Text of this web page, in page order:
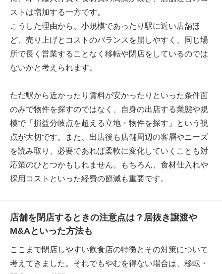
ストは増加する一方です。
こうした理由から、小規模であったり駅に近い店舗ほ
ど、売り上げとコストのバランスを崩しやすく、同じ場
所で長く営業することなく移転や閉店をしているのでは
ないかと考えられます。
ただ駅から近かったり賃料が安かったりといった条件面
のみで物件を探すのではなく、自身の出店する業態や規
模で「損益分岐点を超える立地・物件を探す」という視
点が大切です。また、出店後も店舗周辺の客層やニーズ
を読み取り、必要であれば柔軟に変化していくことも対
応策のひとつかもしれません。もちろん、食材仕入れや
採用コストといった経費の節減も重要です。
店舗を閉店するときの注意点は？居抜き譲渡や
M&Aといった方法も
ここまで閉店しやすい飲食店の特徴とその対策について
考えてきました。それでもやむを得ない場合は、移転・